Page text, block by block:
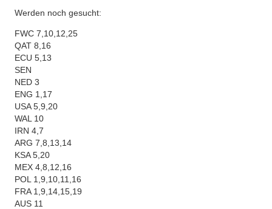
Werden noch gesucht:
FWC 7,10,12,25
QAT 8,16
ECU 5,13
SEN
NED 3
ENG 1,17
USA 5,9,20
WAL 10
IRN 4,7
ARG 7,8,13,14
KSA 5,20
MEX 4,8,12,16
POL 1,9,10,11,16
FRA 1,9,14,15,19
AUS 11